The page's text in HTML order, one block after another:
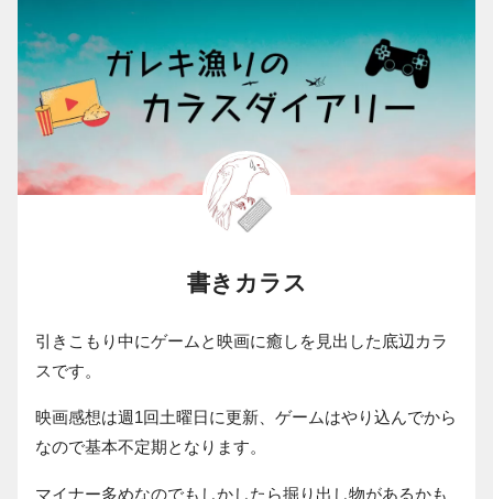
書きカラス
引きこもり中にゲームと映画に癒しを見出した底辺カラ
スです。
映画感想は週1回土曜日に更新、ゲームはやり込んでから
なので基本不定期となります。
マイナー多めなのでもしかしたら掘り出し物があるかも